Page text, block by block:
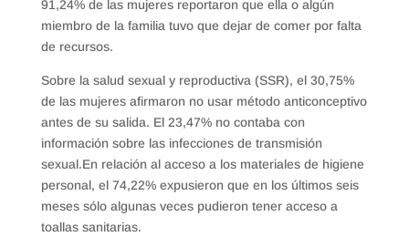
91,24% de las mujeres reportaron que ella o algún
miembro de la familia tuvo que dejar de comer por falta
de recursos.
Sobre la salud sexual y reproductiva (SSR), el 30,75%
de las mujeres afirmaron no usar método anticonceptivo
antes de su salida. El 23,47% no contaba con
información sobre las infecciones de transmisión
sexual.En relación al acceso a los materiales de higiene
personal, el 74,22% expusieron que en los últimos seis
meses sólo algunas veces pudieron tener acceso a
toallas sanitarias.